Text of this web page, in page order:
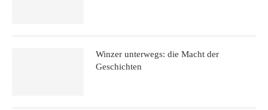
Winzer unterwegs: die Macht der
Geschichten